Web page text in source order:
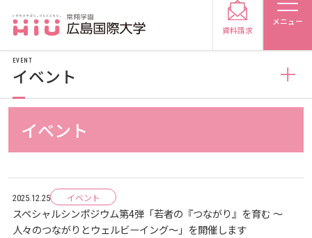
メニュー
受験生の保護者の方
在学生の方 卒業生の方
資料請求
イベント
2025.12.25 イベント
スペシャルシンポジウム第4弾「若者の『つながり』を育む ～
人々のつながりとウェルビーイング～」を開催します
EVENT
イベント
お知らせ
2025
2026
メディア掲載